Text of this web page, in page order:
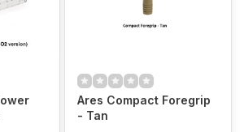
Ares Compact Foregrip
- Tan